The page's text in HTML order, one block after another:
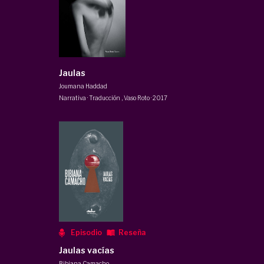
Jaulas
Joumana Haddad
Narrativa · Traducción Vaso Roto·2017
Episodio Reseña
Jaulas vacías